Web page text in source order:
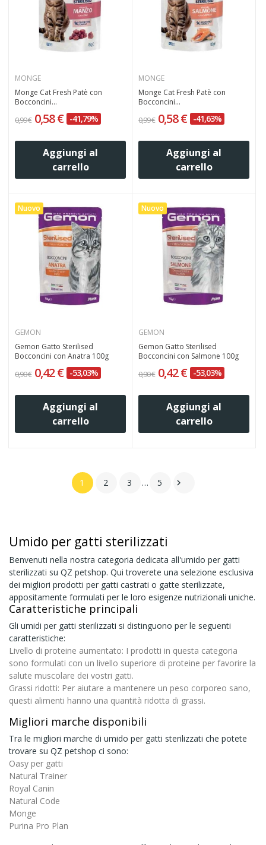
MONGE
Monge Cat Fresh Patè con
Bocconcini...
0,99 € 0,58 € -41,79%
Aggiungi al
carrello
MONGE
Monge Cat Fresh Patè con
Bocconcini...
0,99 € 0,58 € -41,63%
Aggiungi al
carrello
Nuovo
GEMON
Gemon Gatto Sterilised
Bocconcini con Anatra 100g
0,90 € 0,42 € -53,03%
Aggiungi al
carrello
Nuovo
GEMON
Gemon Gatto Sterilised
Bocconcini con Salmone 100g
0,90 € 0,42 € -53,03%
Aggiungi al
carrello
1 2 3 … 5 
Umido per gatti sterilizzati
Benvenuti nella nostra categoria dedicata all'umido per gatti
sterilizzati su QZ petshop. Qui troverete una selezione esclusiva
dei migliori prodotti per gatti castrati o gatte sterilizzate,
appositamente formulati per le loro esigenze nutrizionali uniche.
Caratteristiche principali
Gli umidi per gatti sterilizzati si distinguono per le seguenti
caratteristiche:
Livello di proteine aumentato: I prodotti in questa categoria
sono formulati con un livello superiore di proteine per favorire la
salute muscolare dei vostri gatti.
Grassi ridotti: Per aiutare a mantenere un peso corporeo sano,
questi alimenti hanno una quantità ridotta di grassi.
Migliori marche disponibili
Tra le migliori marche di umido per gatti sterilizzati che potete
trovare su QZ petshop ci sono:
Oasy per gatti
Natural Trainer
Royal Canin
Natural Code
Monge
Purina Pro Plan